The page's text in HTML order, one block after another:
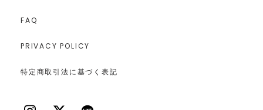
FAQ
PRIVACY POLICY
特定商取引法に基づく表記